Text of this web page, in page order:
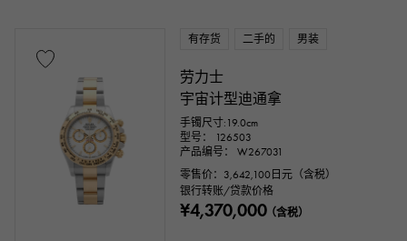
有存货 二手的 男装
劳力士
宇宙计型迪通拿
手镯尺寸:19.0cm
型号： 126503
产品编号： W267031
零售价： 3,642,100 日元（含税）
银行转账/贷款价格
¥4,370,000（含税）